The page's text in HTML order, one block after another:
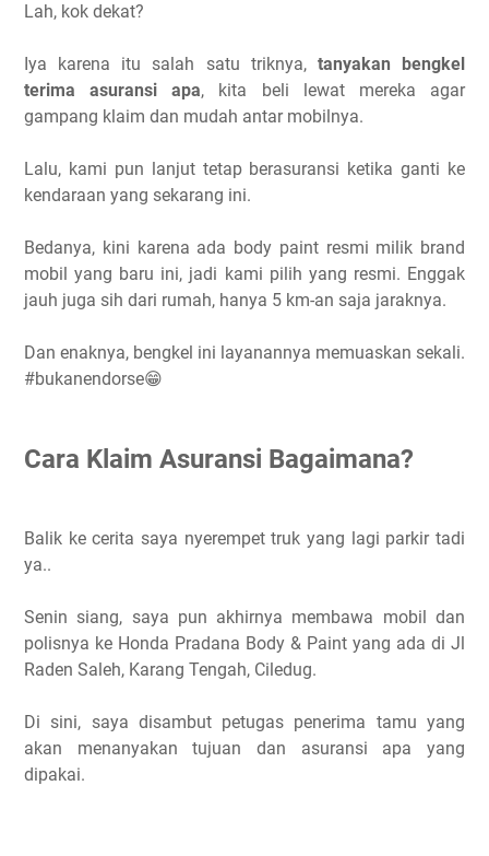
Lah, kok dekat?
Iya karena itu salah satu triknya, tanyakan bengkel
terima asuransi apa, kita beli lewat mereka agar
gampang klaim dan mudah antar mobilnya.
Lalu, kami pun lanjut tetap berasuransi ketika ganti ke
kendaraan yang sekarang ini.
Bedanya, kini karena ada body paint resmi milik brand
mobil yang baru ini, jadi kami pilih yang resmi. Enggak
jauh juga sih dari rumah, hanya 5 km-an saja jaraknya.
Dan enaknya, bengkel ini layanannya memuaskan sekali.
#bukanendorse😁
Cara Klaim Asuransi Bagaimana?
Balik ke cerita saya nyerempet truk yang lagi parkir tadi
ya..
Senin siang, saya pun akhirnya membawa mobil dan
polisnya ke Honda Pradana Body & Paint yang ada di Jl
Raden Saleh, Karang Tengah, Ciledug.
Di sini, saya disambut petugas penerima tamu yang
akan menanyakan tujuan dan asuransi apa yang
dipakai.